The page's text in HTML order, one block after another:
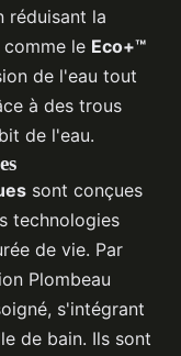
réduisant la
le Eco+™
de l'eau tout
à des trous
de l'eau.
sont conçues
technologies
de vie. Par
Plombeau
s'intégrant
de bain. Ils sont